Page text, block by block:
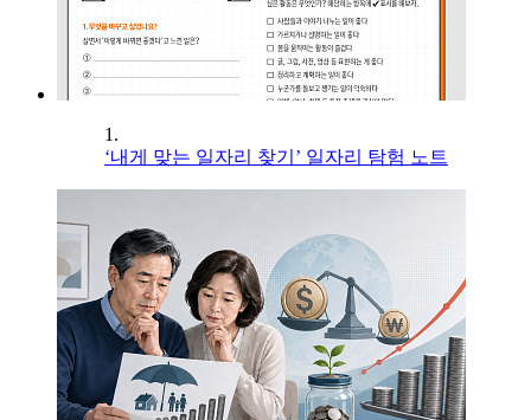
1.
‘내게 맞는 일자리 찾기’ 일자리 탐험 노트